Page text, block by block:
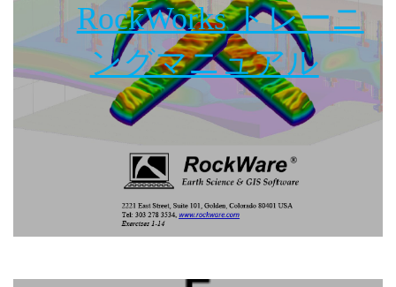
RockWorks トレーニ
ングマニュアル